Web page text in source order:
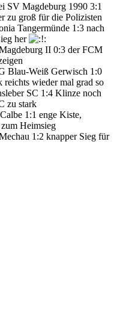
SV Magdeburg 1990 3:1
zu groß für die Polizisten
Tangermünde 1:3 nach
her
II 0:3 der FCM
Blau-Weiß Gerwisch 1:0
wieder mal grad so
SC 1:4 Klinze noch
zu stark
1:1 enge Kiste,
Heimsieg
1:2 knapper Sieg für